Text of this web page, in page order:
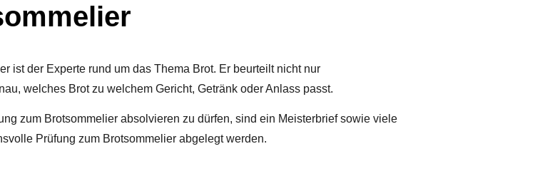
ist der Experte rund um das Thema Brot. Er beurteilt nicht nur
welches Brot zu welchem Gericht, Getränk oder Anlass passt.
zum Brotsommelier absolvieren zu dürfen, sind ein Meisterbrief sowie viele
Prüfung zum Brotsommelier abgelegt werden.